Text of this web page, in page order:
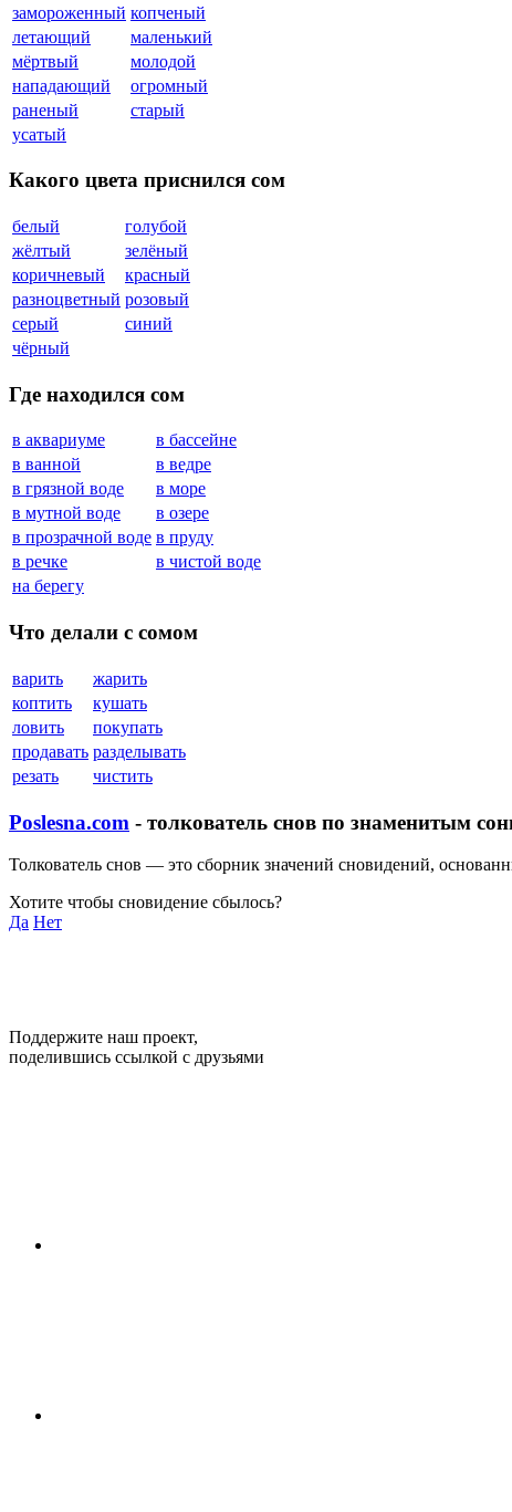
замороженный копченый
летающий
маленький
мёртвый
молодой
нападающий
огромный
раненый
старый
усатый
Какого цвета приснился сом
белый
голубой
жёлтый
зелёный
коричневый
красный
разноцветный розовый
серый
синий
чёрный
Где находился сом
в аквариуме
в бассейне
в ванной
в ведре
в грязной воде
в море
в мутной воде
в озере
в прозрачной воде в пруду
в речке
в чистой воде
на берегу
Что делали с сомом
варить
жарить
коптить
кушать
ловить
покупать
продавать разделывать
резать
чистить
Poslesna.com - толкователь снов по знаменитым
Толкователь снов — это сборник значений сновидений,
Хотите чтобы сновидение сбылось?
Да Нет
Поддержите наш проект,
поделившись ссылкой с друзьями